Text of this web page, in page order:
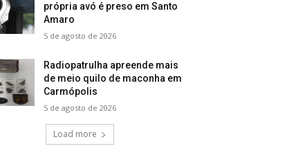
própria avó é preso em Santo
Amaro
5 de agosto de 2026
Radiopatrulha apreende mais
de meio quilo de maconha em
Carmópolis
5 de agosto de 2026
Load more